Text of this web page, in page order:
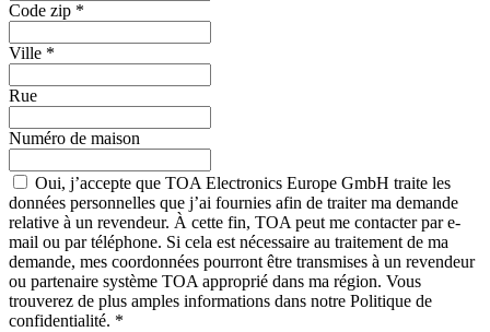
Code zip *
Ville *
Rue
Numéro de maison
Oui, j’accepte que TOA Electronics Europe GmbH traite les
données personnelles que j’ai fournies afin de traiter ma demande
relative à un revendeur. À cette fin, TOA peut me contacter par e-
mail ou par téléphone. Si cela est nécessaire au traitement de ma
demande, mes coordonnées pourront être transmises à un revendeur
ou partenaire système TOA approprié dans ma région. Vous
trouverez de plus amples informations dans notre Politique de
confidentialité. *